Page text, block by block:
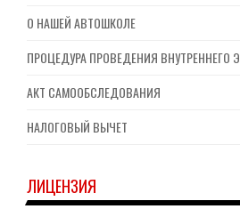
О НАШЕЙ АВТОШКОЛЕ
ПРОЦЕДУРА ПРОВЕДЕНИЯ ВНУТРЕННЕГО
АКТ САМООБСЛЕДОВАНИЯ
НАЛОГОВЫЙ ВЫЧЕТ
ЛИЦЕНЗИЯ